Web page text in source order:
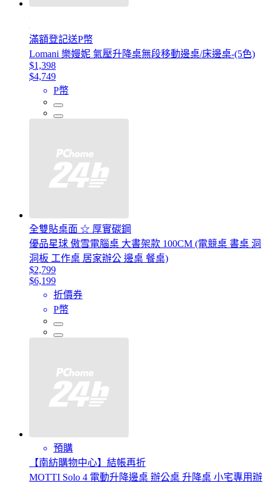
滿額登記送P幣
Lomani 樂嫚妮 氣壓升降桌無段移動邊桌/床邊桌-(5色)
$1,398
$4,749
P幣
全雙貼桌面 ☆ 厚實碳鋼
優品星球 傲雪電腦桌 大書架款 100CM (電競桌 書桌 洞
洞板 工作桌 居家辦公 邊桌 餐桌)
$2,799
$6,199
折價券
P幣
預購
【南紡購物中心】結帳再折
MOTTI Solo 4 電動升降邊桌 辦公桌 升降桌 小宅專用辦